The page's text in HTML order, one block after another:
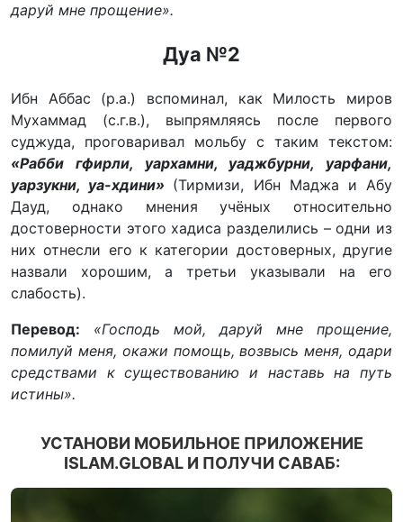
даруй мне прощение».
Дуа №2
Ибн Аббас (р.а.) вспоминал, как Милость миров
Мухаммад (с.г.в.), выпрямляясь после первого
суджуда, проговаривал мольбу с таким текстом:
«Рабби гфирли, уархамни, уаджбурни, уарфани,
уарзукни, уа-хдини» (Тирмизи, Ибн Маджа и Абу
Дауд, однако мнения учёных относительно
достоверности этого хадиса разделились – одни из
них отнесли его к категории достоверных, другие
назвали хорошим, а третьи указывали на его
слабость).
Перевод:
«Господь мой, даруй мне прощение,
помилуй меня, окажи помощь, возвысь меня, одари
средствами к существованию и наставь на путь
истины».
УСТАНОВИ МОБИЛЬНОЕ ПРИЛОЖЕНИЕ
ISLAM.GLOBAL И ПОЛУЧИ САВАБ: